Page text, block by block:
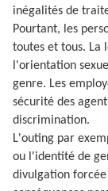
inégalités de
Pourtant, les
toutes et tous. La
l'orientation
genre. Les
sécurité des
discrimination.
L'outing par
ou l'identité de
divulgation